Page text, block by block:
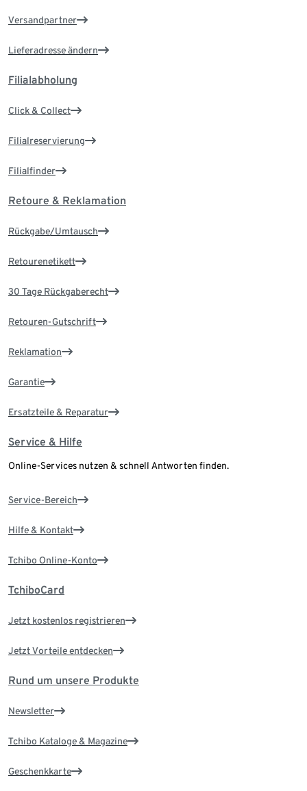
Versandpartner
Lieferadresse ändern
Filialabholung
Click & Collect
Filialreservierung
Filialfinder
Retoure & Reklamation
Rückgabe/Umtausch
Retourenetikett
30 Tage Rückgaberecht
Retouren-Gutschrift
Reklamation
Garantie
Ersatzteile & Reparatur
Service & Hilfe
Online-Services nutzen & schnell Antworten finden.
Service-Bereich
Hilfe & Kontakt
Tchibo Online-Konto
TchiboCard
Jetzt kostenlos registrieren
Jetzt Vorteile entdecken
Rund um unsere Produkte
Newsletter
Tchibo Kataloge & Magazine
Geschenkkarte